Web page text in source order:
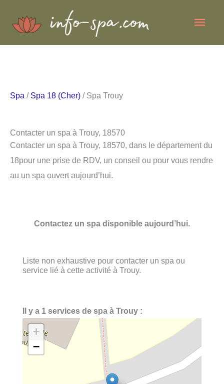
Spa / Spa 18 (Cher) / Spa Trouy
Contacter un spa à Trouy, 18570
Contacter un spa à Trouy, 18570, dans le département du
18pour une prise de RDV, un conseil ou pour vous rendre
au un spa ouvert aujourd’hui.
Contactez un spa disponible aujourd’hui.
Liste non exhaustive pour contacter un spa ou
service lié à cette activité à Trouy.
Il y a 1 services de spa à Trouy :
+
−